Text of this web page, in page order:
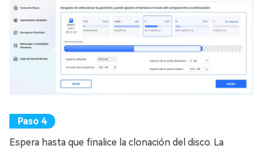
Espera hasta que finalice la clonación del disco. La